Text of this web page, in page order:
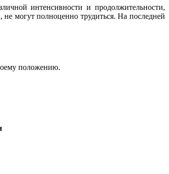
интенсивности и продолжительности,
могут полноценно трудиться. На последней
положению.